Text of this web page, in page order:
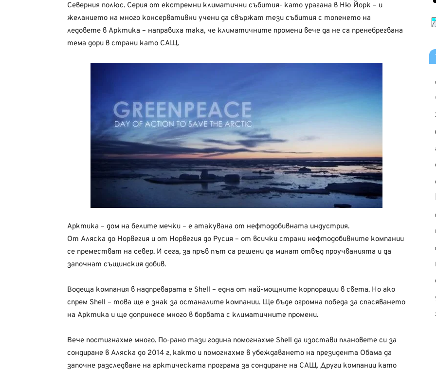
Северния полюс. Серия от екстремни климатични събития- като урагана в Ню Йорк – и
желанието на много консервативни учени да свържат тези събития с топенето на
ледовете в Арктика – направиха така, че климатичните промени вече да не са пренебрегвана
тема дори в страни като САЩ.
Арктика – дом на белите мечки – е атакувана от нефтодобивната индустрия.
От Аляска до Норвегия и от Норвегия до Русия – от всички страни нефтодобивните компании
се преместват на север. И сега, за пръв път са решени да минат отвъд проучванията и да
започнат същинския добив.
Водеща компания в надпрeварата е Shell – една от най-мощните корпорации в света. Но ако
спрем Shell – това ще е знак за останалите компании. Ще бъде огромна победа за спасяването
на Арктика и ще допринесе много в борбата с климатичните промени.
Вече постигнахме много. По-рано тази година помогнахме Shell да изостави плановете си за
сондиране в Аляска до 2014 г, както и помогнахме в убеждаването на президента Обама да
започне разследване на арктическата програма за сондиране на САЩ. Други компании като